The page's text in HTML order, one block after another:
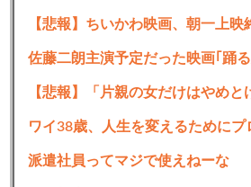
カスやろ
思考 2021/09/15(水) 18:12:36.04
zardとかいう娼婦の音楽聞くな
思考 2021/09/15(水) 18:12:50.18
デスクトップアプリがクソほど
派遣社員ってマジで使えねーな